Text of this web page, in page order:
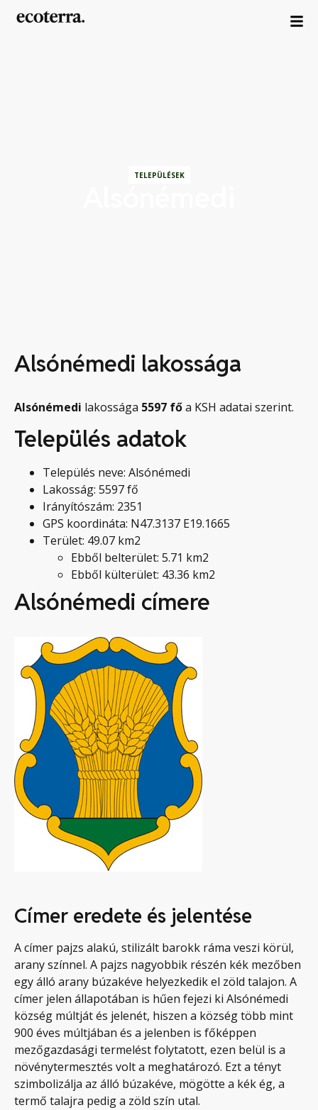
TELEPÜLÉSEK
Alsónémedi lakossága
Alsónémedi lakossága 5597 főa KSH adatai szerint.
Település adatok
Település neve: Alsónémedi
Lakosság: 5597 fő
Irányítószám: 2351
GPS koordináta: N47.3137 E19.1665
Terület: 49.07 km2
Ebből belterület: 5.71 km2
Ebből külterület: 43.36 km2
Alsónémedi címere
Címer eredete és jelentése
A címer pajzs alakú, stilizált barokk ráma veszi körül,
arany színnel. A pajzs nagyobbik részén kék mezőben
egy álló arany búzakéve helyezkedik el zöld talajon. A
címer jelen állapotában is hűen fejezi ki Alsónémedi
község múltját és jelenét, hiszen a község több mint
900 éves múltjában és a jelenben is főképpen
mezőgazdasági termelést folytatott, ezen belül is a
növénytermesztés volt a meghatározó. Ezt a tényt
szimbolizálja az álló búzakéve, mögötte a kék ég, a
termő talajra pedig a zöld szín utal.